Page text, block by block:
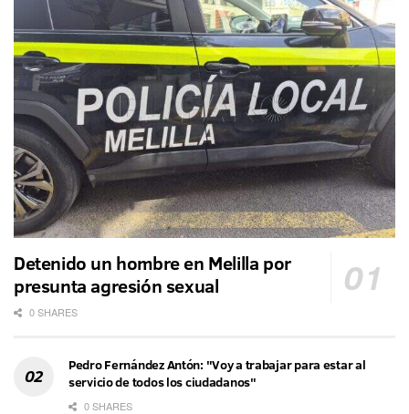
Detenido un hombre en Melilla por
presunta agresión sexual
0 SHARES
Pedro Fernández Antón: "Voy a trabajar para estar al
servicio de todos los ciudadanos"
0 SHARES